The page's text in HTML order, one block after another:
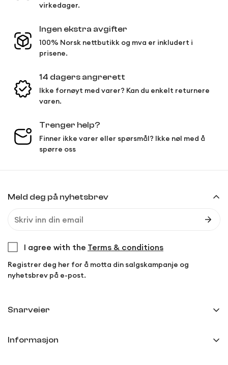
virkedager.
Ingen ekstra avgifter
100% Norsk nettbutikk og mva er inkludert i
prisene.
14 dagers angrerett
Ikke fornøyt med varer? Kan du enkelt returnere
varen.
Trenger help?
Finner ikke varer eller spørsmål? Ikke nøl med å
spørre oss
Snarveier
Ordreoversikt
Informasjon
Meld deg på nyhetsbrev
I agree with the Terms & conditions
Registrer deg her for å motta din salgskampanje og
nyhetsbrev på e-post.